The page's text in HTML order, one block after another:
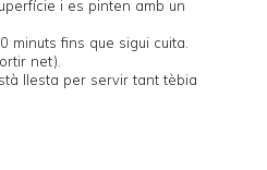
i es pinten amb un
minuts fins que sigui cuita.
net).
llesta per servir tant tèbia